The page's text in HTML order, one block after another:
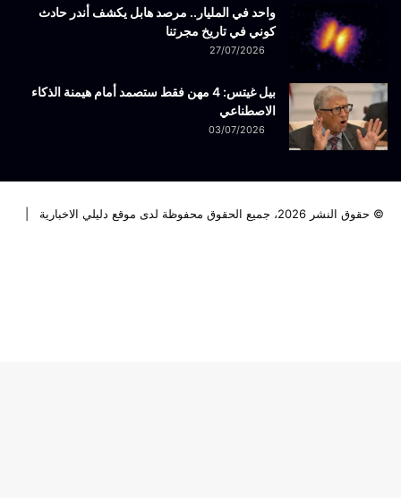
واحد في المليار.. مرصد هابل يكشف أندر حادث
كوني في تاريخ مجرتنا
27/07/2026
بيل غيتس: 4 مهن فقط ستصمد أمام هيمنة الذكاء
الاصطناعي
03/07/2026
© حقوق النشر 2026، جميع الحقوق محفوظة لدى موقع دليلي الاخبارية |